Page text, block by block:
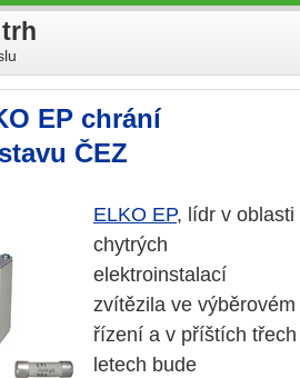
EP chrání
ČEZ
ELKO EP, lídr v oblasti
chytrých
elektroinstalací
zvítězila ve výběrovém
řízení a v příštích třech
letech bude